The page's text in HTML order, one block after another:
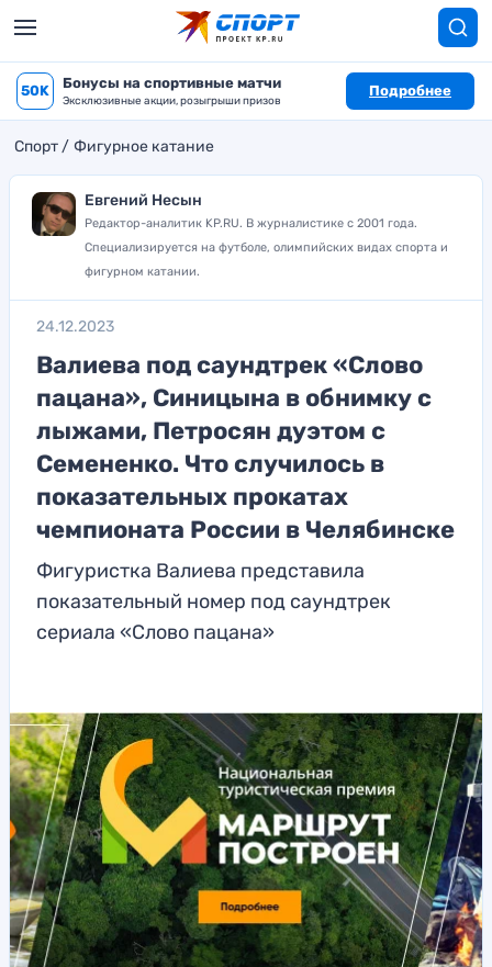
50K Бонусы на спортивные матчи
Эксклюзивные акции, розыгрыши призов
Подробнее
Спорт Фигурное катание
Евгений Несын
Редактор-аналитик KP.RU. В журналистике с 2001 года.
Специализируется на футболе, олимпийских видах спорта и
фигурном катании.
24.12.2023
Валиева под саундтрек «Слово
пацана», Синицына в обнимку с
лыжами, Петросян дуэтом с
Семененко. Что случилось в
показательных прокатах
чемпионата России в Челябинске
Фигуристка Валиева представила
показательный номер под саундтрек
сериала «Слово пацана»